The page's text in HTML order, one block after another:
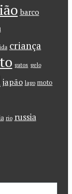
barco
criança
gatos gelo
japão lago moto
rio russia